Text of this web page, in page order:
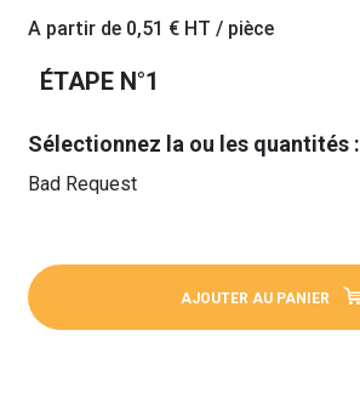
A partir de 0,51 € HT / pièce
ÉTAPE N°1
Sélectionnez la ou les quantités :
Bad Request
AJOUTER AU PANIER